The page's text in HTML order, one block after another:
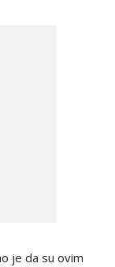
je da su ovim